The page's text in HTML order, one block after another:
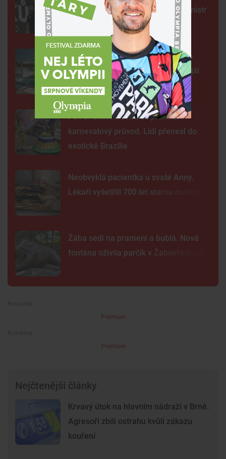
jako Kung Fu Panda, řekl čerstvý mistr
Na plovárně ve Znojmě se popralo
třicet lidí. Přibudou kamery i častější
hlídky
FOTO: Ulicemi Brna se prohnal
karnevalový průvod. Lidi přenesl do
exotické Brazílie
Neobvyklá pacientka u svaté Anny.
Lékaři vyšetřili 700 let starou madonu
Žába sedí na prameni a bublá. Nová
fontána oživila parčík v Žabovřeskách
Premium
Premium
Nejčtenější články
Krvavý útok na hlavním nádraží v Brně.
Agresoři zbili ostrahu kvůli zákazu
kouření